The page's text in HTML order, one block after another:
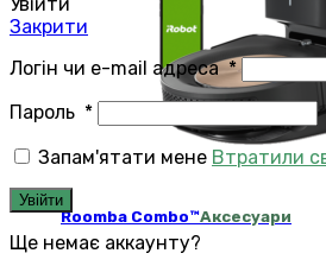
Roomba Combo™Аксесуари
Закрити
Логін чи e-mail адреса*
Пароль *
Запам'ятати мене Втратили
Увійти
Ще немає аккаунту?